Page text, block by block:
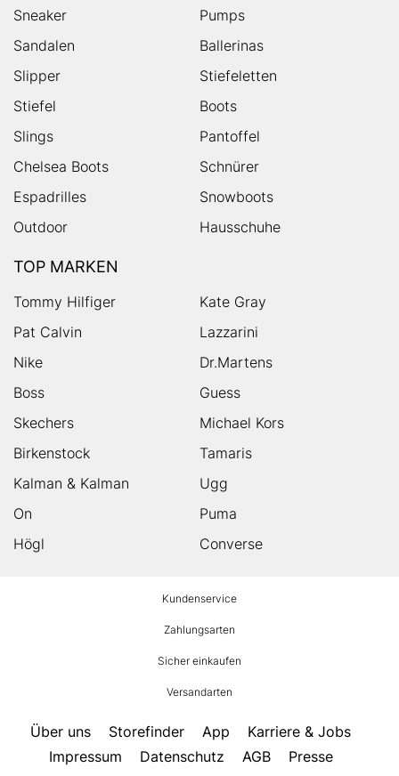
Sneaker
Pumps
Sandalen
Ballerinas
Slipper
Stiefeletten
Stiefel
Boots
Slings
Pantoffel
Chelsea Boots
Schnürer
Espadrilles
Snowboots
Outdoor
Hausschuhe
TOP MARKEN
Tommy Hilfiger
Kate Gray
Pat Calvin
Lazzarini
Nike
Dr.Martens
Boss
Guess
Skechers
Michael Kors
Birkenstock
Tamaris
Kalman & Kalman
Ugg
On
Puma
Högl
Converse
Kundenservice
Zahlungsarten
Sicher einkaufen
Versandarten
Über uns Storefinder App
Karriere & Jobs
Impressum
Datenschutz AGB
Presse